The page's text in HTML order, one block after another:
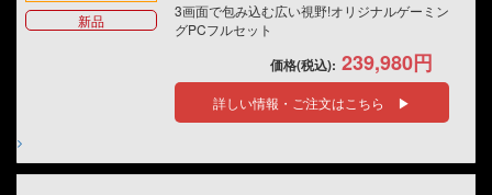
新品
3画面で包み込む広い視野!オリジナルゲーミン
グPCフルセット
価格(税込): 239,980円
詳しい情報・ご注文はこちら ▶